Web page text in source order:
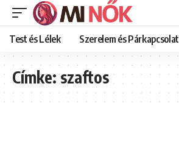
Test és Lélek Szerelem és Párkapcsolat
Címke:szaftos